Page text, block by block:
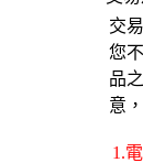
交
您
品
意
1.